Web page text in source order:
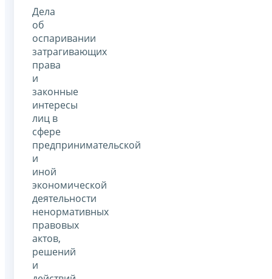
Дела
об
оспаривании
затрагивающих
права
и
законные
интересы
лиц в
сфере
предпринимательской
и
иной
экономической
деятельности
ненормативных
правовых
актов,
решений
и